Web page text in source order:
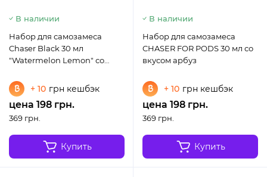
В наличии
Набор для самозамеса
Chaser Black 30 мл
"Watermelon Lemon" со
+ 10 грн кешбэк
цена 198 грн.
369 грн.
Купить
В наличии
Набор для самозамеса
CHASER FOR PODS 30 мл со
вкусом арбуз
+ 10 грн кешбэк
цена 198 грн.
369 грн.
Купить